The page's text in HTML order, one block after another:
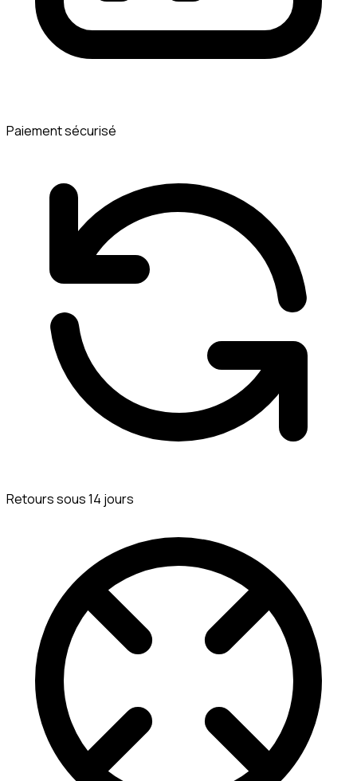
Paiement sécurisé
Retours sous 14 jours